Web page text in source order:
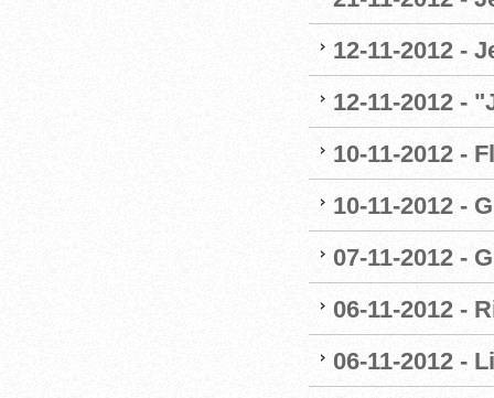
12-11-2012 -
12-11-2012 -
10-11-2012 -
10-11-2012 -
07-11-2012 -
06-11-2012 -
06-11-2012 -